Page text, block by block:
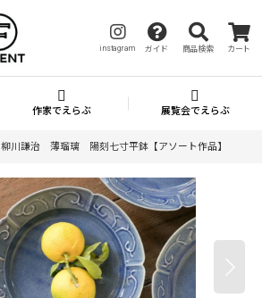
instagram ガイド 商品検索 カート
作家でえらぶ 展覧会でえらぶ
柳川謙治 薄瑠璃 陽刻七寸平鉢【アソート作品】